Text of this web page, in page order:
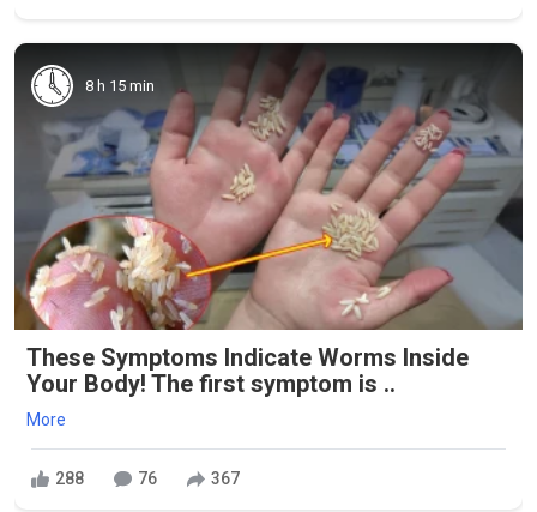
8 h 15 min
These Symptoms Indicate Worms Inside
Your Body! The first symptom is ..
More
288 76 367